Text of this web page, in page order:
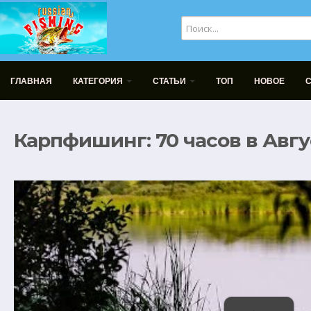
ГЛАВНАЯ КАТЕГОРИЯ СТАТЬИ ТОП НОВОЕ
Карпфишинг: 70 часов в